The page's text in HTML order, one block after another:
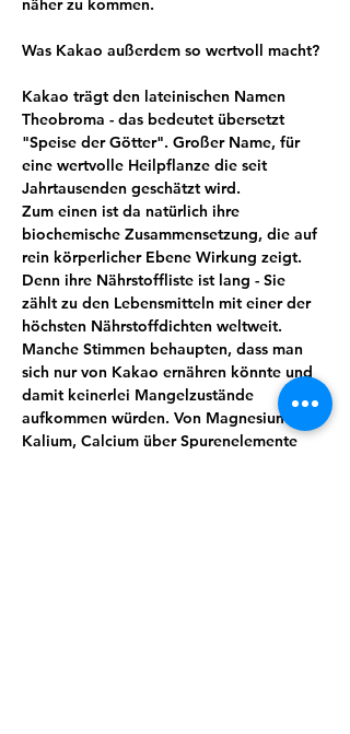
näher zu kommen.
Was Kakao außerdem so wertvoll macht?
Kakao trägt den lateinischen Namen
Theobroma - das bedeutet übersetzt
"Speise der Götter". Großer Name, für
eine wertvolle Heilpflanze die seit
Jahrtausenden geschätzt wird.
Zum einen ist da natürlich ihre
biochemische Zusammensetzung, die auf
rein körperlicher Ebene Wirkung zeigt.
Denn ihre Nährstoffliste ist lang - Sie
zählt zu den Lebensmitteln mit einer der
höchsten Nährstoffdichten weltweit.
Manche Stimmen behaupten, dass man
sich nur von Kakao ernähren könnte und
damit keinerlei Mangelzustände
aufkommen würden. Von Magnesium,
Kalium, Calcium über Spurenelemente